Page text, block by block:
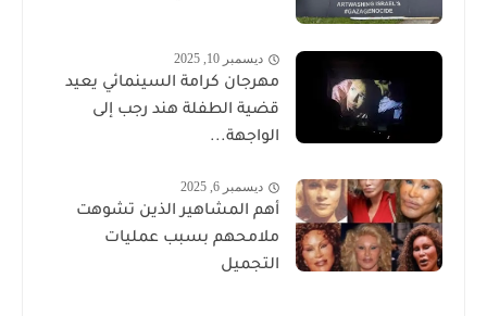
ديسمبر 10, 2025
مهرجان كرامة السينمائي يعيد
قضية الطفلة هند رجب إلى
الواجهة...
ديسمبر 6, 2025
أهم المشاهير الذين تشوهت
ملامحهم بسبب عمليات
التجميل